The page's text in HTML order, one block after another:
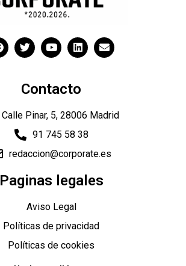
Contacto
Calle Pinar, 5, 28006 Madrid
91 745 58 38
redaccion@corporate.es
Paginas legales
Aviso Legal
Políticas de privacidad
Políticas de cookies